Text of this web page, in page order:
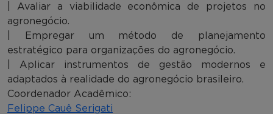
| Avaliar a viabilidade econômica de projetos no
agronegócio.
| Empregar um método de planejamento
estratégico para organizações do agronegócio.
| Aplicar instrumentos de gestão modernos e
adaptados à realidade do agronegócio brasileiro.
Coordenador Acadêmico:
Felippe Cauê Serigati